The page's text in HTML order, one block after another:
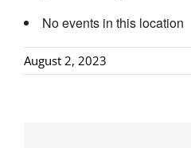
No events in this location
August 2, 2023